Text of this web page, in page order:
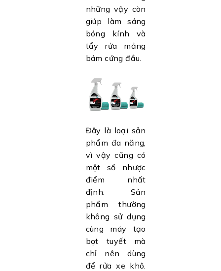
những vậy còn
giúp làm sáng
bóng kính và
tẩy rửa mảng
bám cứng đầu.
Đây là loại sản
phẩm đa năng,
vì vậy cũng có
một số nhược
điểm nhất
định. Sản
phẩm thường
không sử dụng
cùng máy tạo
bọt tuyết mà
chỉ nên dùng
để rửa xe khô.